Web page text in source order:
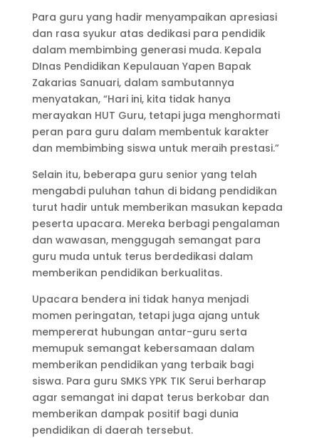
Para guru yang hadir menyampaikan apresiasi
dan rasa syukur atas dedikasi para pendidik
dalam membimbing generasi muda. Kepala
DInas Pendidikan Kepulauan Yapen Bapak
Zakarias Sanuari, dalam sambutannya
menyatakan, “Hari ini, kita tidak hanya
merayakan HUT Guru, tetapi juga menghormati
peran para guru dalam membentuk karakter
dan membimbing siswa untuk meraih prestasi.”
Selain itu, beberapa guru senior yang telah
mengabdi puluhan tahun di bidang pendidikan
turut hadir untuk memberikan masukan kepada
peserta upacara. Mereka berbagi pengalaman
dan wawasan, menggugah semangat para
guru muda untuk terus berdedikasi dalam
memberikan pendidikan berkualitas.
Upacara bendera ini tidak hanya menjadi
momen peringatan, tetapi juga ajang untuk
mempererat hubungan antar-guru serta
memupuk semangat kebersamaan dalam
memberikan pendidikan yang terbaik bagi
siswa. Para guru SMKS YPK TIK Serui berharap
agar semangat ini dapat terus berkobar dan
memberikan dampak positif bagi dunia
pendidikan di daerah tersebut.